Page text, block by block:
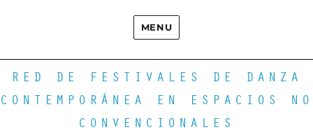
MENU
RED DE FESTIVALES DE DANZA
CONTEMPORÁNEA EN ESPACIOS NO
CONVENCIONALES